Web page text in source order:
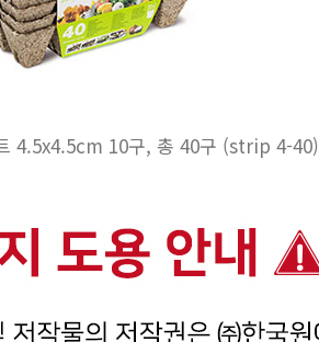
4.5x4.5cm 10구, 총 40구 (strip 4-40)